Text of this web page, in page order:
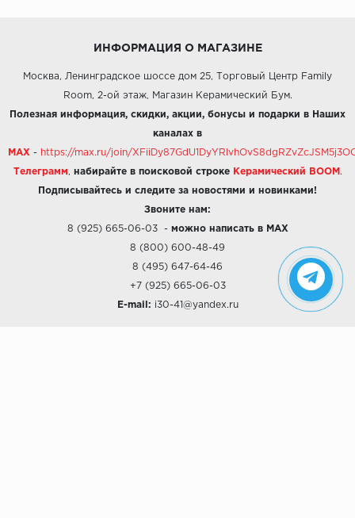
ИНФОРМАЦИЯ О МАГАЗИНЕ
Москва, Ленинградское шоссе дом 25, Торговый Центр Family
Room, 2-ой этаж, Магазин Керамический Бум.
Полезная информация, скидки, акции, бонусы и подарки в Наших
каналах в
MAX - https://max.ru/join/
Телеграмм набирайте в поисковой строке Керамический BOOM .
Подписывайтесь и следите за новостями и новинками!
Звоните нам:
8 (925) 665-06-03- можно написать в MAX
8 (800) 600-48-49
8 (495) 647-64-46
+7 (925) 665-06-03
E-mail: i30-41@yandex.ru